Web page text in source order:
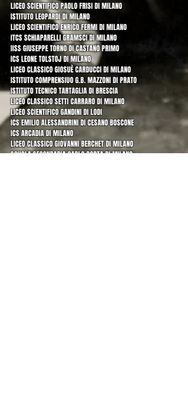
LICEO SCIENTIFICO PAOLO FRISI DI MILANO
ISTITUTO LEOPARDI DI MILANO
LICEO SCIENTIFICO ENRICO FERMI DI MILANO
ITCS SCHIAPARELLI GRAMSCI DI MILANO
IISS GIUSEPPE TORNO DI CASTANO PRIMO
ICS LEONE TOLSTOJ DI MILANO
LICEO CLASSICO GIOSUÈ CARDUCCI DI MILANO
ISTITUTO COMPRENSIUO G.B. MAZZONI DI PRATO
ISTITUTO TECNICO TARTAGLIA DI BRESCIA
LICEO CLASSICO SETTI CARRARO DI MILANO
LICEO SCIENTIFICO GANDINI DI LODI
ICS EMILIO ALESSANDRINI DI CESANO BOSCONE
ICS ARCADIA DI MILANO
LICEO CLASSICO GIOVANNI BERCHET DI MILANO
SCUOLA SECONDARIA CARLO PORTA DI MILANO